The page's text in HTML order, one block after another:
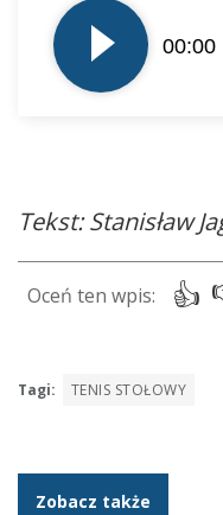
plików
dźwiękowych
00:00
Tekst: Stanisław
Tagi: TENIS STOŁOWY
Zobacz także